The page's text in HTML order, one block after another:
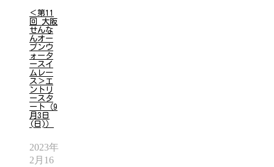
＜第11
回 大阪
せんな
んオー
プンウ
ォータ
ースイ
ムレー
ス＞エ
ントリ
ースタ
ート（9
月3日
(日)）
2023年
2月16